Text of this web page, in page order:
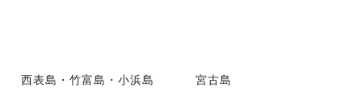
西表島・竹富島・小浜島 宮古島